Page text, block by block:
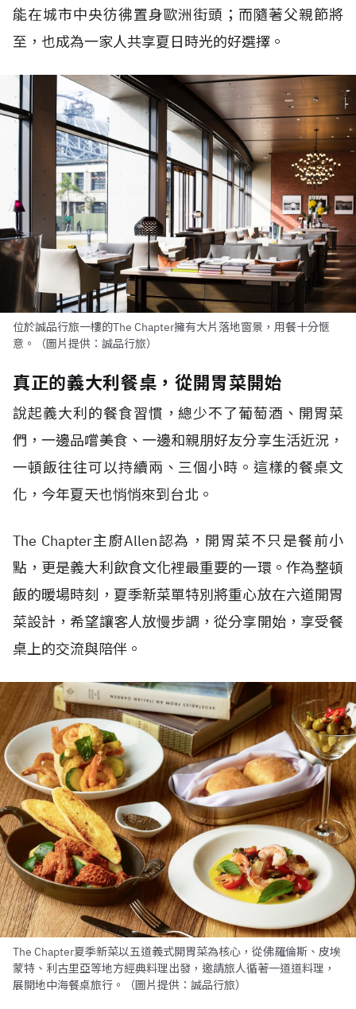
能在城市中央彷彿置身歐洲街頭；而隨著父親節將
至，也成為一家人共享夏日時光的好選擇。
位於誠品行旅一樓的The Chapter擁有大片落地窗景，用餐十分愜
意。（圖片提供：誠品行旅）
真正的義大利餐桌，從開胃菜開始
說起義大利的餐食習慣，總少不了葡萄酒、開胃菜
們，一邊品嚐美食、一邊和親朋好友分享生活近況，
一頓飯往往可以持續兩、三個小時。這樣的餐桌文
化，今年夏天也悄悄來到台北。
The Chapter主廚Allen認為，開胃菜不只是餐前小
點，更是義大利飲食文化裡最重要的一環。作為整頓
飯的暖場時刻，夏季新菜單特別將重心放在六道開胃
菜設計，希望讓客人放慢步調，從分享開始，享受餐
桌上的交流與陪伴。
The Chapter夏季新菜以五道義式開胃菜為核心，從佛羅倫斯、皮埃
蒙特、利古里亞等地方經典料理出發，邀請旅人循著一道道料理，
展開地中海餐桌旅行。（圖片提供：誠品行旅）